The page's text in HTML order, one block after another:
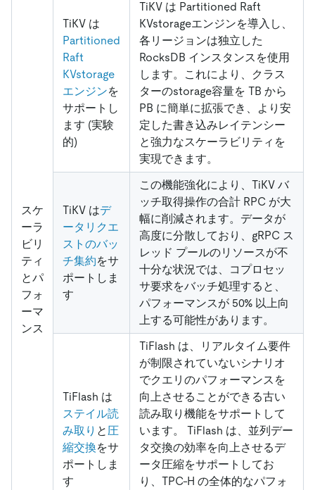
スケ
ーラ
ビリ
ティ
とパ
フォ
ーマ
ンス
TiKV は
Partitioned
Raft
KVstorage
エンジンを
サポートし
ます (実験
的)
TiKV は Partitioned Raft
KVstorageエンジンを導入し、
各リージョンは独立した
RocksDB インスタンスを使用
します。これにより、クラス
ターのstorage容量を TB から
PB に簡単に拡張でき、より安
定した書き込みレイテンシー
と強力なスケーラビリティを
実現できます。
TiKV はデ
ータリクエ
ストのバッ
チ集約をサ
ポートしま
す
この機能強化により、TiKV バ
ッチ取得操作の合計 RPC が大
幅に削減されます。データが
高度に分散しており、gRPC ス
レッド プールのリソースが不
十分な状況では、コプロセッ
サ要求をバッチ処理すると、
パフォーマンスが 50% 以上向
上する可能性があります。
TiFlash は
ステイル読
み取り と 圧
縮交換をサ
ポートしま
す
TiFlash は、リアルタイム要件
が制限されていないシナリオ
でクエリのパフォーマンスを
向上させることができる古い
読み取り機能をサポートして
います。 TiFlash は、並列デー
タ交換の効率を向上させるデ
ータ圧縮をサポートしてお
り、TPC-H の全体的なパフォ